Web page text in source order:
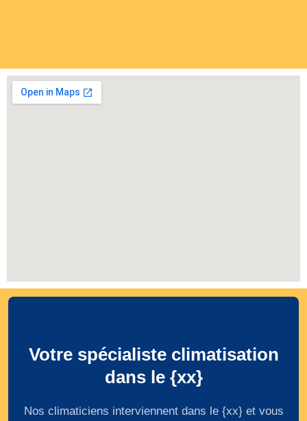
Votre spécialiste climatisation
dans le {xx}
Nos climaticiens interviennent dans le {xx} et vous